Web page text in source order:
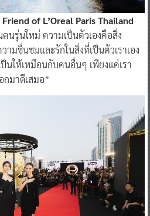
of L’Oreal Paris Thailand
นรุ่นใหม่ ความเป็นตัวเองคือสิ่ง
มชื่นชมและรักในสิ่งที่เป็นตัวเราเอง
นให้เหมือนกับคนอื่นๆ เพียงแค่เรา
กมาดีเสมอ”